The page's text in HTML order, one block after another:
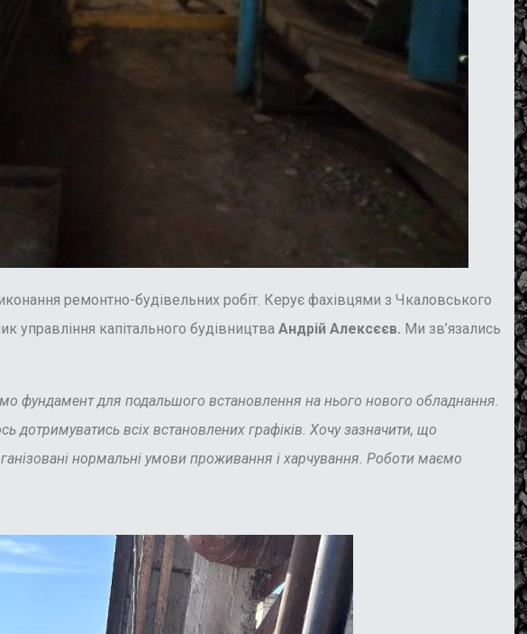
ремонтно-будівельних робіт. Керує фахівцями з Чкаловського
управління капітального будівництва Андрій Алексєєв. Ми зв’язались
фундамент для подальшого встановлення на нього нового обладнання.
всіх встановлених графіків. Хочу зазначити, що
нормальні умови проживання і харчування. Роботи маємо